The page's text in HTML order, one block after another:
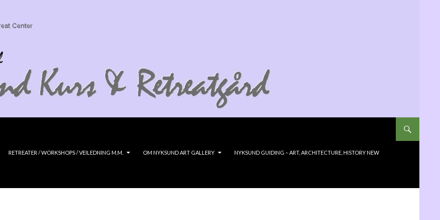
RETREATER / WORKSHOPS / VEILEDNING M.M. OM NYKSUND ART GALLERY NYKSUND GUIDING – ART, ARCHITECTURE, HISTORY NEW